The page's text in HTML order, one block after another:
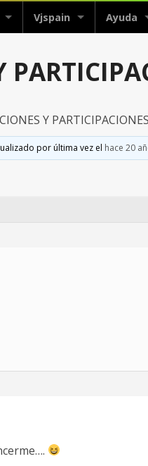
Vjspain Ayuda
Y
por última vez el hace 20